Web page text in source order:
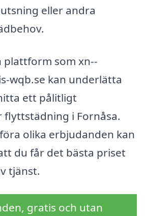
eller andra
plattform som xn--
wqb.se kan underlätta
ett pålitligt
i Fornåsa.
olika erbjudanden kan
du får det bästa priset
tjänst.
gratis och utan